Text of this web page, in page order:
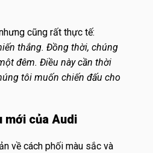
cũng rất thực tế:
thắng. Đồng thời, chúng
đêm. Điều này cần thời
tôi muốn chiến đấu cho
mới của Audi
về cách phối màu sắc và